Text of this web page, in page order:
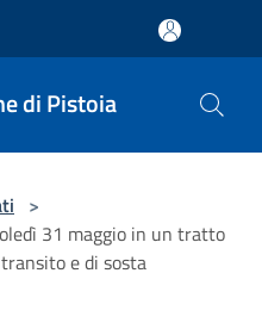
di Pistoia
>
31 maggio in un tratto
e di sosta